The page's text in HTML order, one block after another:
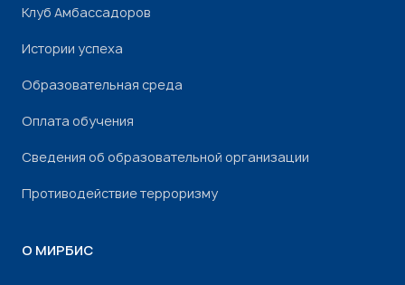
Клуб Амбассадоров
Истории успеха
Образовательная среда
Оплата обучения
Сведения об образовательной организации
Противодействие терроризму
О МИРБИС